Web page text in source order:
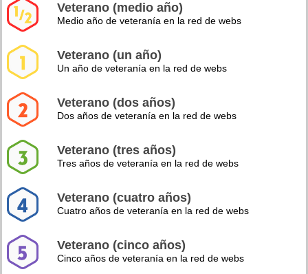
Veterano (medio año)
Medio año de veteranía en la red de webs
Veterano (un año)
Un año de veteranía en la red de webs
Veterano (dos años)
Dos años de veteranía en la red de webs
Veterano (tres años)
Tres años de veteranía en la red de webs
Veterano (cuatro años)
Cuatro años de veteranía en la red de webs
Veterano (cinco años)
Cinco años de veteranía en la red de webs